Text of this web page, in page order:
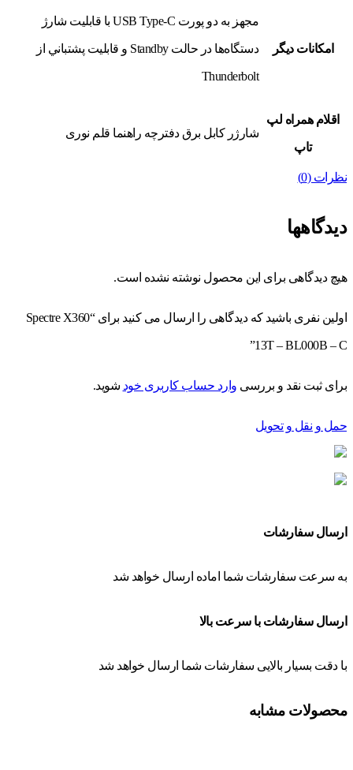
امکانات ديگر
مجهز به دو پورت USB Type-C با قابليت شارژ
دستگاه‌ها در حالت Standby و قابليت پشتباني از
Thunderbolt
اقلام همراه لپ
تاپ
شارژر کابل برق دفترچه راهنما قلم نوری
نظرات (0)
دیدگاهها
هیچ دیدگاهی برای این محصول نوشته نشده است.
اولین نفری باشید که دیدگاهی را ارسال می کنید برای “Spectre X360
13T – BL000B – C”
برای ثبت نقد و بررسی وارد حساب کاربری خود شوید.
حمل و نقل و تحویل
ارسال سفارشات
به سرعت سفارشات شما اماده ارسال خواهد شد
ارسال سفارشات با سرعت بالا
با دقت بسیار بالایی سفارشات شما ارسال خواهد شد
محصولات مشابه